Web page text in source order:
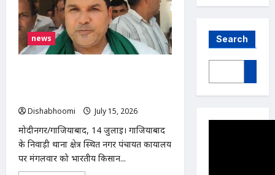
news
Dishabhoomi
July 15, 2026
मोदीनगर/गाजियाबाद, 14 जुलाई। गाजियाबाद
के निवाड़ी थाना क्षेत्र स्थित नगर पंचायत कार्यालय
पर मंगलवार को भारतीय किसान...
Search